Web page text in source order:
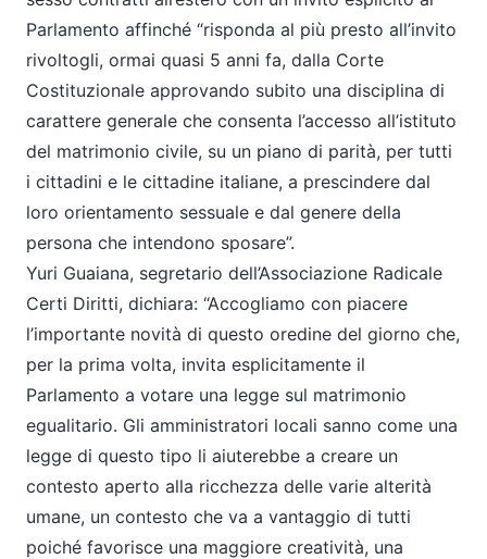
Parlamento affinché “risponda al più presto all’invito
rivoltogli, ormai quasi 5 anni fa, dalla Corte
Costituzionale approvando subito una disciplina di
carattere generale che consenta l’accesso all’istituto
del matrimonio civile, su un piano di parità, per tutti
i cittadini e le cittadine italiane, a prescindere dal
loro orientamento sessuale e dal genere della
persona che intendono sposare”.​
​Yuri Guaiana, segretario dell’Associazione Radicale
Certi Diritti, dichiara: “Accogliamo con piacere
l’importante novità di questo o​redine del giorno che,
per la prima volta, invita esplicitamente il
Parlamento a votare una legge sul matrimonio
egualitario. Gli amministratori locali sanno come una
legge di questo tipo li aiuterebbe a creare un
contesto aperto alla ricchezza delle varie alterità
umane, un contesto che va a vantaggio di tutti
poiché favorisce una maggiore creatività, una